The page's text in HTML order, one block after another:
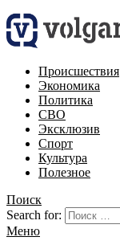
Происшествия
Экономика
Политика
СВО
Эксклюзив
Спорт
Культура
Полезное
Поиск
Search for:
Меню